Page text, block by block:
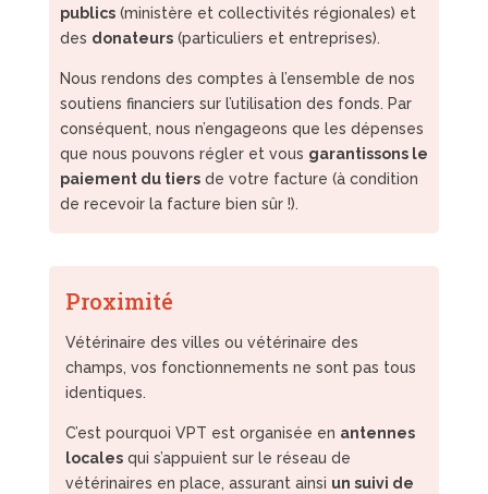
publics(ministère et collectivités régionales) et
des donateurs(particuliers et entreprises).
Nous rendons des comptes à l’ensemble de nos
soutiens financiers sur l’utilisation des fonds. Par
conséquent, nous n’engageons que les dépenses
que nous pouvons régler et vous garantissons le
paiement du tiersde votre facture (à condition
de recevoir la facture bien sûr !).
Proximité
Vétérinaire des villes ou vétérinaire des
champs, vos fonctionnements ne sont pas tous
identiques.
C’est pourquoi VPT est organisée en antennes
localesqui s’appuient sur le réseau de
vétérinaires en place, assurant ainsi un suivi de